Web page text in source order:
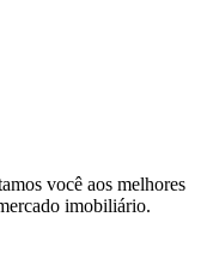
você aos melhores
imobiliário.